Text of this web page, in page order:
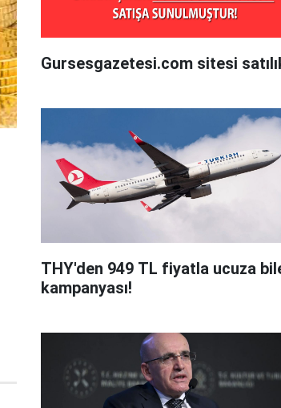
Gursesgazetesi.com sitesi
THY'den 949 TL fiyatla ucuza
kampanyası!